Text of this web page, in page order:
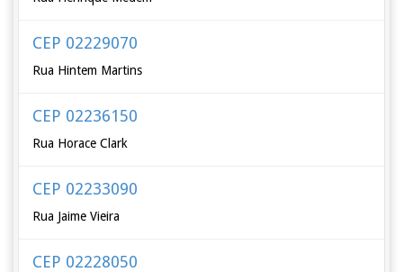
CEP 02229070
Rua Hintem Martins
CEP 02236150
Rua Horace Clark
CEP 02233090
Rua Jaime Vieira
CEP 02228050